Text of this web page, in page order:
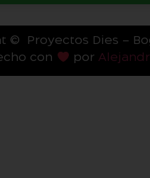
© Proyectos Dies –
con
por